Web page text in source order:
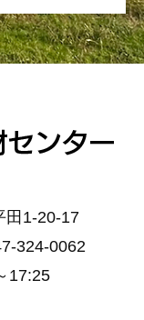
田1-20-17
324-0062
17:25